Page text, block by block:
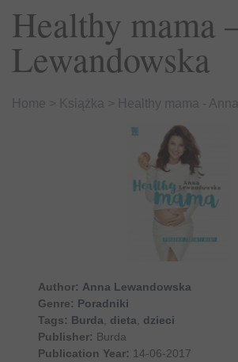
Healthy mama
Lewandowska
Home Książka Healthy mama -
Author: Anna Lewandowska
Genre: Poradniki
Tags: Burda dieta
dzieci
Publisher: Burda
Publication Year: 14-06-2017